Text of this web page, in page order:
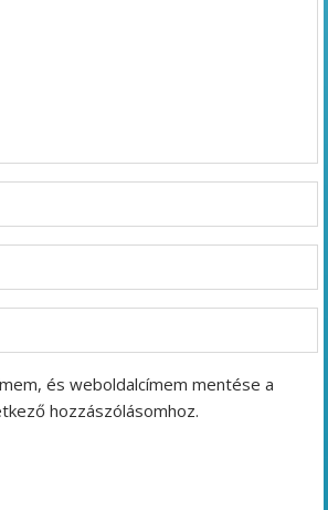
és weboldalcímem mentése a
hozzászólásomhoz.